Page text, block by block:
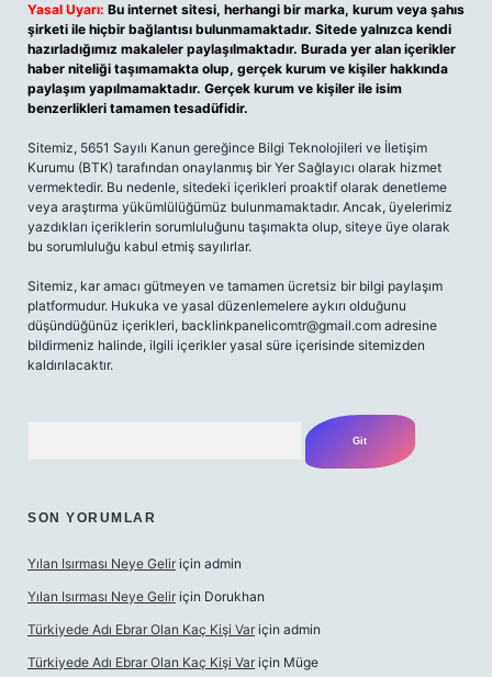
Yasal Uyarı: Bu internet sitesi, herhangi bir marka, kurum veya şahıs
şirketi ile hiçbir bağlantısı bulunmamaktadır. Sitede yalnızca kendi
hazırladığımız makaleler paylaşılmaktadır. Burada yer alan içerikler
haber niteliği taşımamakta olup, gerçek kurum ve kişiler hakkında
paylaşım yapılmamaktadır. Gerçek kurum ve kişiler ile isim
benzerlikleri tamamen tesadüfidir.
Sitemiz, 5651 Sayılı Kanun gereğince Bilgi Teknolojileri ve İletişim
Kurumu (BTK) tarafından onaylanmış bir Yer Sağlayıcı olarak hizmet
vermektedir. Bu nedenle, sitedeki içerikleri proaktif olarak denetleme
veya araştırma yükümlülüğümüz bulunmamaktadır. Ancak, üyelerimiz
yazdıkları içeriklerin sorumluluğunu taşımakta olup, siteye üye olarak
bu sorumluluğu kabul etmiş sayılırlar.
Sitemiz, kar amacı gütmeyen ve tamamen ücretsiz bir bilgi paylaşım
platformudur. Hukuka ve yasal düzenlemelere aykırı olduğunu
düşündüğünüz içerikleri, backlinkpanelicomtr@gmail.com adresine
bildirmeniz halinde, ilgili içerikler yasal süre içerisinde sitemizden
kaldırılacaktır.
SON YORUMLAR
Yılan Isırması Neye Gelir için admin
Yılan Isırması Neye Gelir için Dorukhan
Türkiyede Adı Ebrar Olan Kaç Kişi Var için admin
Türkiyede Adı Ebrar Olan Kaç Kişi Var için Müge